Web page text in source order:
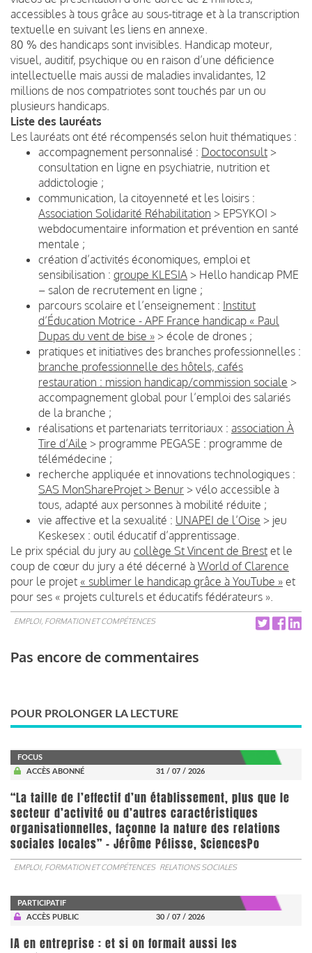
accessibles à tous grâce au sous-titrage et à la transcription
textuelle en suivant les liens en annexe.
80 % des handicaps sont invisibles. Handicap moteur,
visuel, auditif, psychique ou en raison d’une déficience
intellectuelle mais aussi de maladies invalidantes, 12
millions de nos compatriotes sont touchés par un ou
plusieurs handicaps.
Liste des lauréats
Les lauréats ont été récompensés selon huit thématiques :
accompagnement personnalisé : Doctoconsult >
consultation en ligne en psychiatrie, nutrition et
addictologie ;
communication, la citoyenneté et les loisirs :
Association Solidarité Réhabilitation > EPSYKOI >
webdocumentaire information et prévention en santé
mentale ;
création d’activités économiques, emploi et
sensibilisation : groupe KLESIA > Hello handicap PME
– salon de recrutement en ligne ;
parcours scolaire et l’enseignement : Institut
d’Éducation Motrice - APF France handicap « Paul
Dupas du vent de bise » > école de drones ;
pratiques et initiatives des branches professionnelles :
branche professionnelle des hôtels, cafés
restauration : mission handicap/commission sociale >
accompagnement global pour l’emploi des salariés
de la branche ;
réalisations et partenariats territoriaux : association À
Tire d’Aile > programme PEGASE : programme de
télémédecine ;
recherche appliquée et innovations technologiques :
SAS MonShareProjet > Benur > vélo accessible à
tous, adapté aux personnes à mobilité réduite ;
vie affective et la sexualité : UNAPEI de l’Oise > jeu
Keskesex : outil éducatif d’apprentissage.
Le prix spécial du jury au collège St Vincent de Brest et le
coup de cœur du jury a été décerné à World of Clarence
pour le projet « sublimer le handicap grâce à YouTube » et
pour ses « projets culturels et éducatifs fédérateurs ».
EMPLOI, FORMATION ET COMPÉTENCES
Pas encore de commentaires
POUR PROLONGER LA LECTURE
FOCUS
ACCÈS ABONNÉ
31 / 07 / 2026
“La taille de l’effectif d’un établissement, plus que le
secteur d’activité ou d’autres caractéristiques
organisationnelles, façonne la nature des relations
sociales locales” - Jérôme Pélisse, SciencesPo
EMPLOI, FORMATION ET COMPÉTENCES RELATIONS SOCIALES
PARTICIPATIF
ACCÈS PUBLIC
30 / 07 / 2026
IA en entreprise : et si on formait aussi les